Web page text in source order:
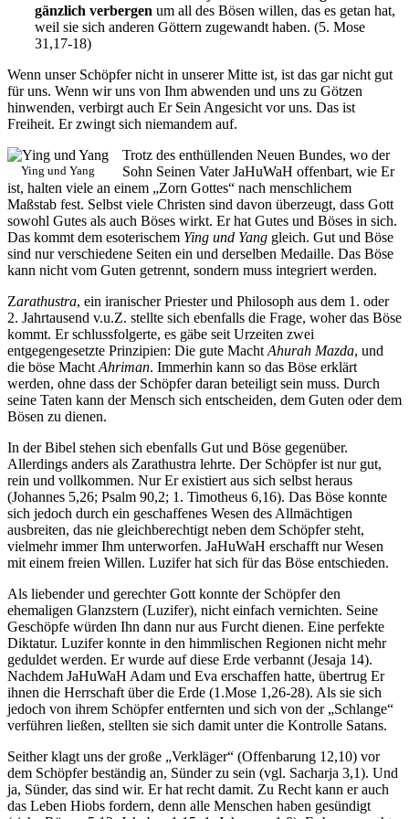
gänzlich verbergen um all des Bösen willen, das es getan hat,
weil sie sich anderen Göttern zugewandt haben. (5. Mose
31,17-18)
Wenn unser Schöpfer nicht in unserer Mitte ist, ist das gar nicht gut
für uns. Wenn wir uns von Ihm abwenden und uns zu Götzen
hinwenden, verbirgt auch Er Sein Angesicht vor uns. Das ist
Freiheit. Er zwingt sich niemandem auf.
Ying und Yang
Trotz des enthüllenden Neuen Bundes, wo der
Sohn Seinen Vater JaHuWaH offenbart, wie Er
ist, halten viele an einem „Zorn Gottes“ nach menschlichem
Maßstab fest. Selbst viele Christen sind davon überzeugt, dass Gott
sowohl Gutes als auch Böses wirkt. Er hat Gutes und Böses in sich.
Das kommt dem esoterischem Ying und Yang gleich. Gut und Böse
sind nur verschiedene Seiten ein und derselben Medaille. Das Böse
kann nicht vom Guten getrennt, sondern muss integriert werden.
Zarathustra, ein iranischer Priester und Philosoph aus dem 1. oder
2. Jahrtausend v.u.Z. stellte sich ebenfalls die Frage, woher das Böse
kommt. Er schlussfolgerte, es gäbe seit Urzeiten zwei
entgegengesetzte Prinzipien: Die gute Macht Ahurah Mazda, und
die böse Macht Ahriman. Immerhin kann so das Böse erklärt
werden, ohne dass der Schöpfer daran beteiligt sein muss. Durch
seine Taten kann der Mensch sich entscheiden, dem Guten oder dem
Bösen zu dienen.
In der Bibel stehen sich ebenfalls Gut und Böse gegenüber.
Allerdings anders als Zarathustra lehrte. Der Schöpfer ist nur gut,
rein und vollkommen. Nur Er existiert aus sich selbst heraus
(Johannes 5,26; Psalm 90,2; 1. Timotheus 6,16). Das Böse konnte
sich jedoch durch ein geschaffenes Wesen des Allmächtigen
ausbreiten, das nie gleichberechtigt neben dem Schöpfer steht,
vielmehr immer Ihm unterworfen. JaHuWaH erschafft nur Wesen
mit einem freien Willen. Luzifer hat sich für das Böse entschieden.
Als liebender und gerechter Gott konnte der Schöpfer den
ehemaligen Glanzstern (Luzifer), nicht einfach vernichten. Seine
Geschöpfe würden Ihn dann nur aus Furcht dienen. Eine perfekte
Diktatur. Luzifer konnte in den himmlischen Regionen nicht mehr
geduldet werden. Er wurde auf diese Erde verbannt (Jesaja 14).
Nachdem JaHuWaH Adam und Eva erschaffen hatte, übertrug Er
ihnen die Herrschaft über die Erde (1.Mose 1,26-28). Als sie sich
jedoch von ihrem Schöpfer entfernten und sich von der „Schlange“
verführen ließen, stellten sie sich damit unter die Kontrolle Satans.
Seither klagt uns der große „Verkläger“ (Offenbarung 12,10) vor
dem Schöpfer beständig an, Sünder zu sein (vgl. Sacharja 3,1). Und
ja, Sünder, das sind wir. Er hat recht damit. Zu Recht kann er auch
das Leben Hiobs fordern, denn alle Menschen haben gesündigt